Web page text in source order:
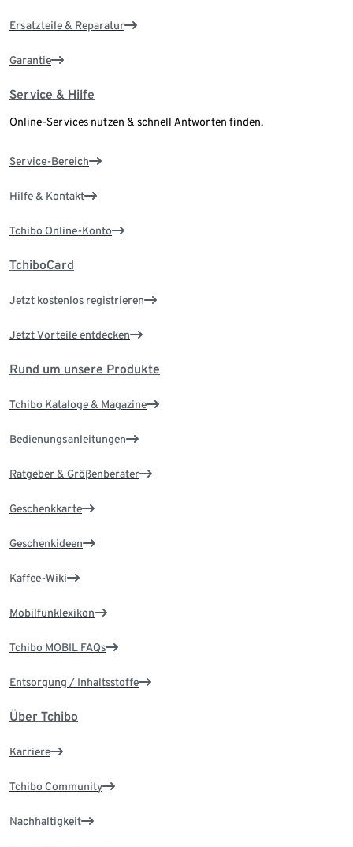
Ersatzteile & Reparatur
Garantie
Service & Hilfe
Online-Services nutzen & schnell Antworten finden.
Service-Bereich
Hilfe & Kontakt
Tchibo Online-Konto
TchiboCard
Jetzt kostenlos registrieren
Jetzt Vorteile entdecken
Rund um unsere Produkte
Tchibo Kataloge & Magazine
Bedienungsanleitungen
Ratgeber & Größenberater
Geschenkkarte
Geschenkideen
Kaffee-Wiki
Mobilfunklexikon
Tchibo MOBIL FAQs
Entsorgung / Inhaltsstoffe
Über Tchibo
Karriere
Tchibo Community
Nachhaltigkeit